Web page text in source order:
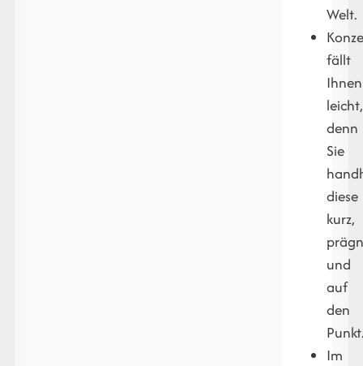
Welt.
fällt
Ihnen
leicht,
denn
Sie
diese
kurz,
und
auf
den
Im